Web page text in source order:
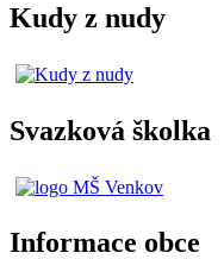
Kudy z nudy
Svazková školka
Informace obce